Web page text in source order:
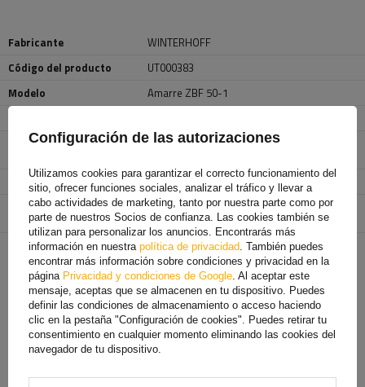
Fabricante
WINTERHOFF
Código del producto
UT000383
Modelo
Amarre ZBF 50-1
Diámetro del orificio de
6,9 mm
Díametro de agujero
40 mm
Entidad responsable de
este producto en la UE
AL-KO Technology Polska Sp. z o. o. más
TE VA A INTERESAR
Configuración de las autorizaciones
Utilizamos cookies para garantizar el correcto funcionamiento del
sitio, ofrecer funciones sociales, analizar el tráfico y llevar a
cabo actividades de marketing, tanto por nuestra parte como por
parte de nuestros Socios de confianza. Las cookies también se
utilizan para personalizar los anuncios. Encontrarás más
información en nuestra política de privacidad. También puedes
encontrar más información sobre condiciones y privacidad en la
página Privacidad y condiciones de Google. Al aceptar este
mensaje, aceptas que se almacenen en tu dispositivo. Puedes
definir las condiciones de almacenamiento o acceso haciendo
clic en la pestaña "Configuración de cookies". Puedes retirar tu
consentimiento en cualquier momento eliminando las cookies del
navegador de tu dispositivo.